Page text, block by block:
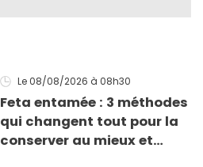
Le 08/08/2026 à 08h30
Feta entamée : 3 méthodes
qui changent tout pour la
conserver au mieux et